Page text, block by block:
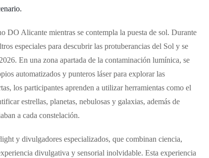
DO Alicante mientras se contempla la puesta de sol. Durante
especiales para descubrir las protuberancias del Sol y se
En una zona apartada de la contaminación lumínica, se
automatizados y punteros láser para explorar las
los participantes aprenden a utilizar herramientas como el
estrellas, planetas, nebulosas y galaxias, además de
a cada constelación.
y divulgadores especializados, que combinan ciencia,
divulgativa y sensorial inolvidable. Esta experiencia